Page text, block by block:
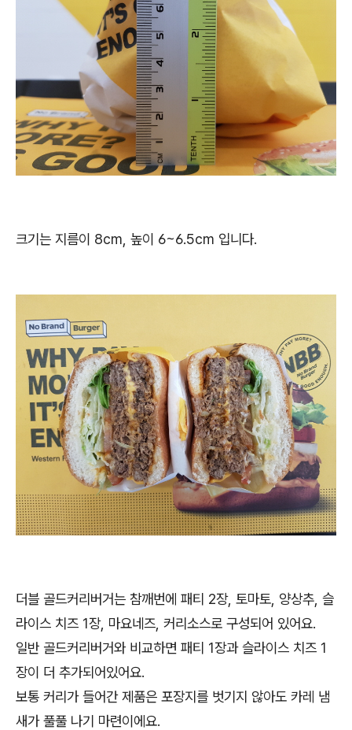
크기는 지름이 8cm, 높이 6~6.5cm 입니다.
더블 골드커리버거는 참깨번에 패티 2장, 토마토, 양상추, 슬
라이스 치즈 1장, 마요네즈, 커리소스로 구성되어 있어요.
일반 골드커리버거와 비교하면 패티 1장과 슬라이스 치즈 1
장이 더 추가되어있어요.
보통 커리가 들어간 제품은 포장지를 벗기지 않아도 카레 냄
새가 풀풀 나기 마련이에요.